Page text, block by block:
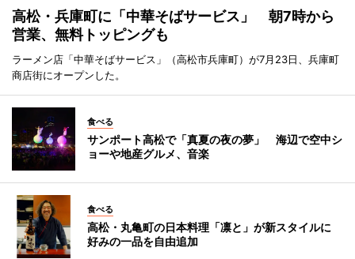
高松・兵庫町に「中華そばサービス」 朝7時から
営業、無料トッピングも
ラーメン店「中華そばサービス」（高松市兵庫町）が7月23日、兵庫町
商店街にオープンした。
食べる
サンポート高松で「真夏の夜の夢」 海辺で空中シ
ョーや地産グルメ、音楽
食べる
高松・丸亀町の日本料理「凛と」が新スタイルに
好みの一品を自由追加